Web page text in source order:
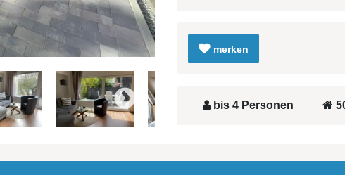
merken
bis 4 Personen